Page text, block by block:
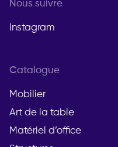
Nous suivre
Instagram
Catalogue
Mobilier
Art de la table
Matériel d’office